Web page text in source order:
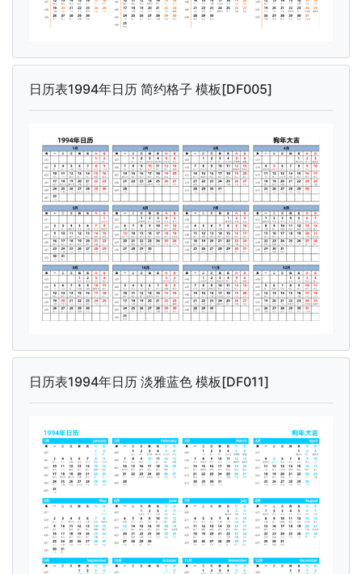
日历表1994年日历 简约格子 模板[DF005]
日历表1994年日历 淡雅蓝色 模板[DF011]